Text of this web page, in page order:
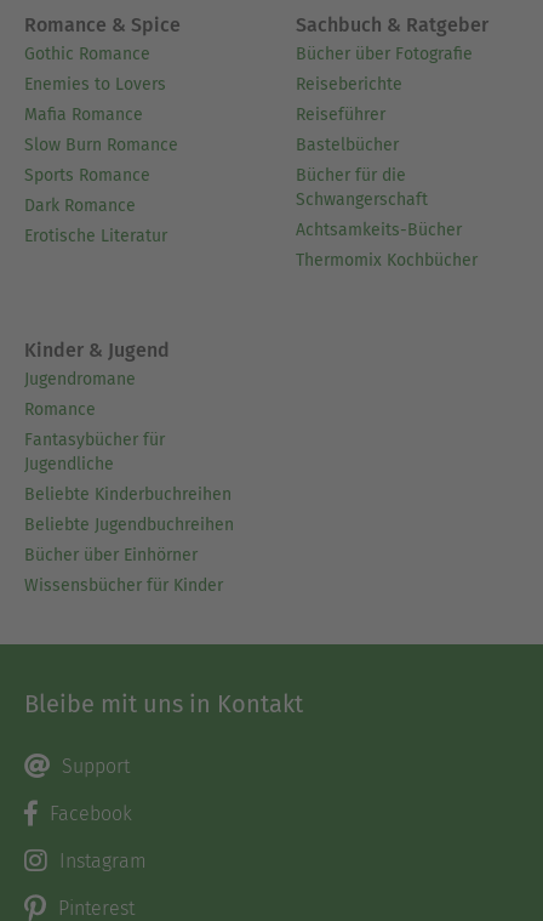
Romance & Spice
Gothic Romance
Enemies to Lovers
Mafia Romance
Slow Burn Romance
Sports Romance
Dark Romance
Erotische Literatur
Sachbuch & Ratgeber
Bücher über Fotografie
Reiseberichte
Reiseführer
Bastelbücher
Bücher für die
Schwangerschaft
Achtsamkeits-Bücher
Thermomix Kochbücher
Kinder & Jugend
Jugendromane
Romance
Fantasybücher für
Jugendliche
Beliebte Kinderbuchreihen
Beliebte Jugendbuchreihen
Bücher über Einhörner
Wissensbücher für Kinder
Bleibe mit uns in Kontakt
Support
Facebook
Instagram
Pinterest